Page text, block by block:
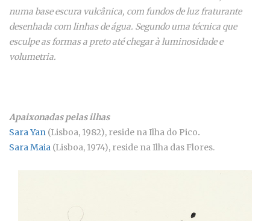
numa base escura vulcânica, com fundos de luz fraturante
desenhada com linhas de água. Segundo uma técnica que
esculpe as formas a preto até chegar à luminosidade e
volumetria.
Apaixonadas pelas ilhas
Sara Yan (Lisboa, 1982), reside na Ilha do Pico.
Sara Maia (Lisboa, 1974), reside na Ilha das Flores.